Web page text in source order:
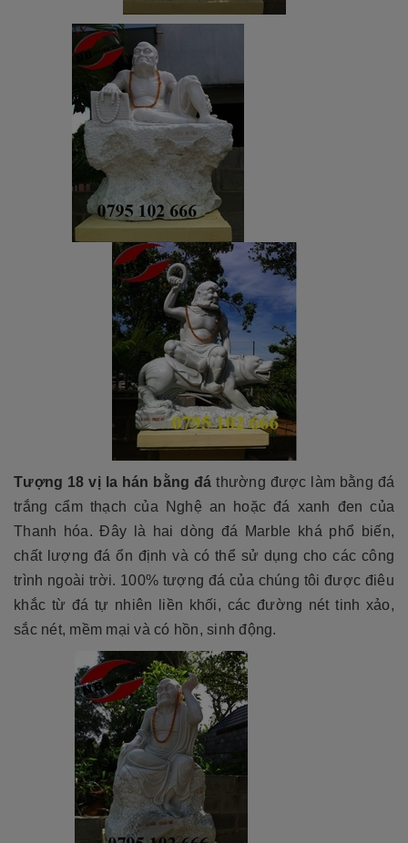
Tượng 18 vị la hán bằng đá thường được làm bằng đá
trắng cẩm thạch của Nghệ an hoặc đá xanh đen của
Thanh hóa. Đây là hai dòng đá Marble khá phổ biến,
chất lượng đá ổn định và có thể sử dụng cho các công
trình ngoài trời. 100% tượng đá của chúng tôi được điêu
khắc từ đá tự nhiên liền khối, các đường nét tinh xảo,
sắc nét, mềm mại và có hồn, sinh động.